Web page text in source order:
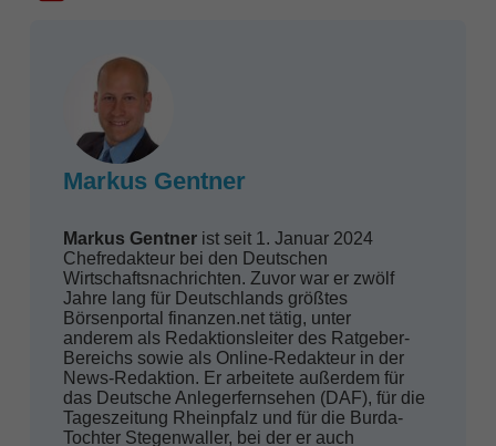
Markus Gentner
Markus Gentnerist seit 1. Januar 2024
Chefredakteur bei den Deutschen
Wirtschaftsnachrichten. Zuvor war er zwölf
Jahre lang für Deutschlands größtes
Börsenportal finanzen.net tätig, unter
anderem als Redaktionsleiter des Ratgeber-
Bereichs sowie als Online-Redakteur in der
News-Redaktion. Er arbeitete außerdem für
das Deutsche Anlegerfernsehen (DAF), für die
Tageszeitung Rheinpfalz und für die Burda-
Tochter Stegenwaller, bei der er auch